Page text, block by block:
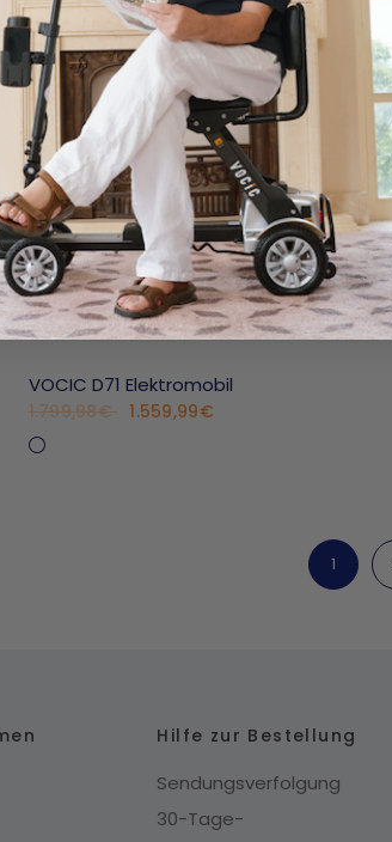
BESPAAR 13%
VOCIC D71 Elektromobil
1.799,98€ 1.559,99€
Silber(Vorbestellung)
1
Hilfe zur Bestellung
Sendungsverfolgung
30-Tage-